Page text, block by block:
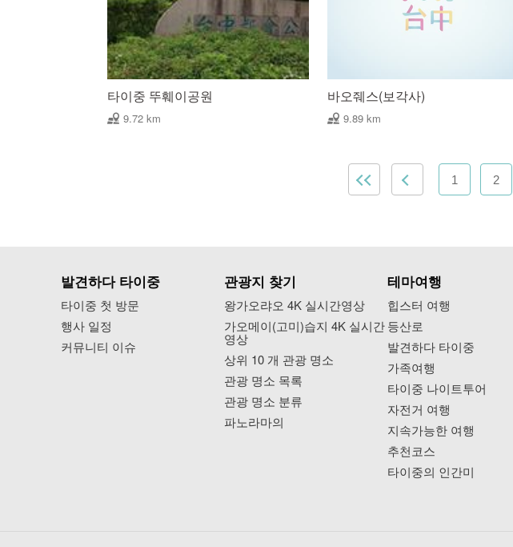
타이중 뚜훼이공원
9.72 km
바오줴스(보각사)
9.89 km
1 2
발견하다 타이중
타이중 첫 방문
행사 일정
커뮤니티 이슈
관광지 찾기
왕가오랴오 4K 실시간영상
가오메이(고미)습지 4K 실시간
영상
상위 10 개 관광 명소
관광 명소 목록
관광 명소 분류
파노라마의
테마여행
힙스터 여행
등산로
발견하다 타이중
가족여행
타이중 나이트투어
자전거 여행
지속가능한 여행
추천코스
타이중의 인간미